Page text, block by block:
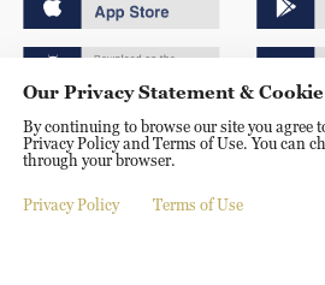
Copyright © 2024 CGTN.
京ICP备20000184号
京公网安备 11010502050052号
Our Privacy Statement &
By continuing to browse our site you agree
Privacy Policy and Terms of Use. You can
through your browser.
Privacy Policy Terms of Use